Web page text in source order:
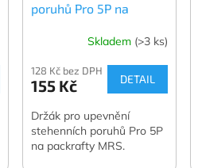
poruhů Pro 5P na
Skladem (>3 ks)
128 Kč bez DPH
155 Kč DETAIL
Držák pro upevnění
stehenních poruhů Pro 5P
na packrafty MRS.